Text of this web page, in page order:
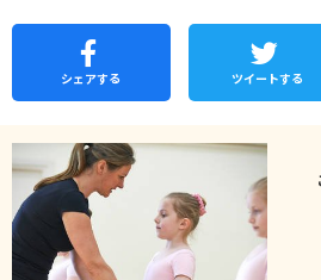
シェアする ツイートする